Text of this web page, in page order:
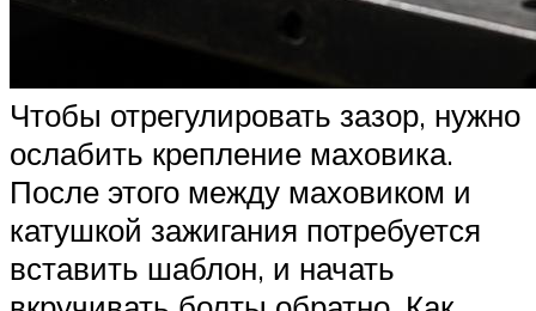
Чтобы отрегулировать зазор, нужно
ослабить крепление маховика.
После этого между маховиком и
катушкой зажигания потребуется
вставить шаблон, и начать